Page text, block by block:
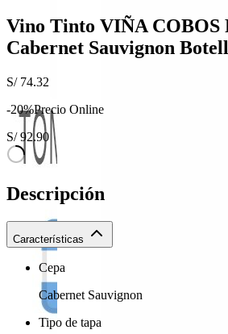
Vino Tinto VIÑA COBOS
Cabernet Sauvignon
S/ 74.32
-20%Precio Online
S/92.90
Descripción
Características
Cepa
Cabernet Sauvignon
Tipo de tapa